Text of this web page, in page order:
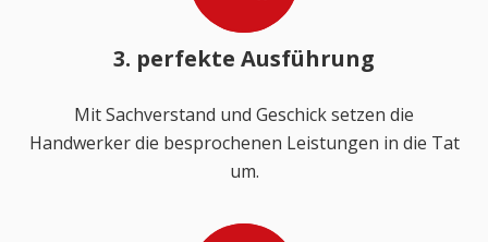
3. perfekte Ausführung
Mit Sachverstand und Geschick setzen die
Handwerker die besprochenen Leistungen in die Tat
um.